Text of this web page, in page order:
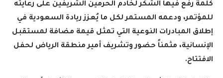
كلمة رفع فيها الشكر لخادم الحرمين الشريفين على رعايته
للمؤتمر، ودعمه المستمر لكل ما يُعزز ريادة السعودية في
إطلاق المبادرات النوعية التي تمثل قيمة مضافة لمستقبل
الإنسانية، مثمناً حضور وتشريف أمير منطقة الرياض لحفل
الافتتاح.